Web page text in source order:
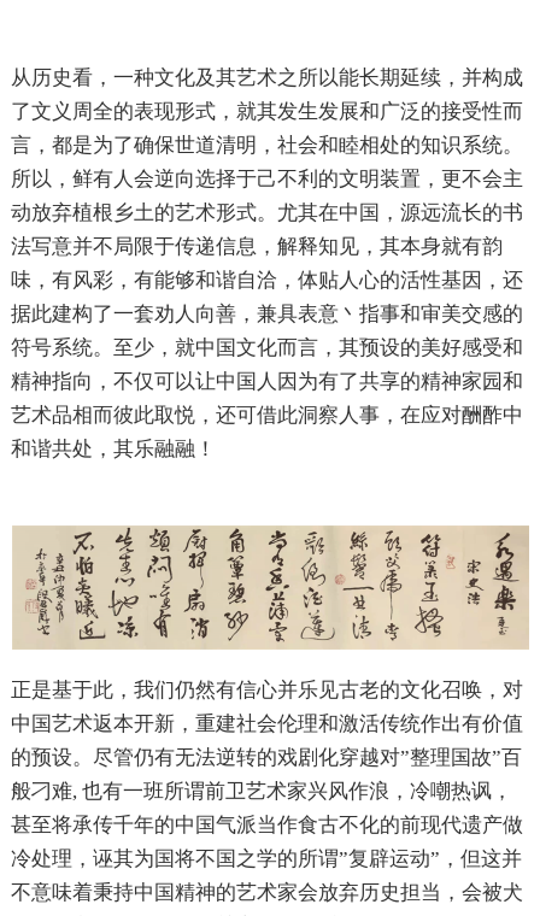
从历史看，一种文化及其艺术之所以能长期延续，并构成
了文义周全的表现形式，就其发生发展和广泛的接受性而
言，都是为了确保世道清明，社会和睦相处的知识系统。
所以，鲜有人会逆向选择于己不利的文明装置，更不会主
动放弃植根乡土的艺术形式。尤其在中国，源远流长的书
法写意并不局限于传递信息，解释知见，其本身就有韵
味，有风彩，有能够和谐自洽，体贴人心的活性基因，还
据此建构了一套劝人向善，兼具表意丶指事和审美交感的
符号系统。至少，就中国文化而言，其预设的美好感受和
精神指向，不仅可以让中国人因为有了共享的精神家园和
艺术品相而彼此取悦，还可借此洞察人事，在应对酬酢中
和谐共处，其乐融融！
正是基于此，我们仍然有信心并乐见古老的文化召唤，对
中国艺术返本开新，重建社会伦理和激活传统作出有价值
的预设。尽管仍有无法逆转的戏剧化穿越对”整理国故”百
般刁难, 也有一班所谓前卫艺术家兴风作浪，冷嘲热讽，
甚至将承传千年的中国气派当作食古不化的前现代遗产做
冷处理，诬其为国将不国之学的所谓”复辟运动”，但这并
不意味着秉持中国精神的艺术家会放弃历史担当，会被犬